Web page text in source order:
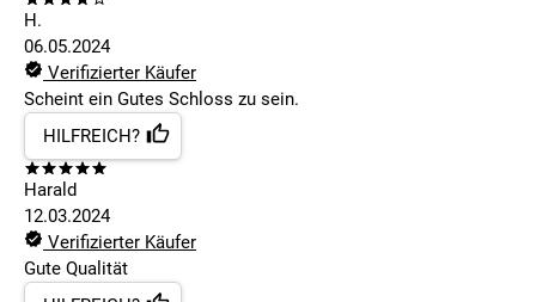
H.
06.05.2024
Verifizierter Käufer
Scheint ein Gutes Schloss zu sein.
HILFREICH?
Harald
12.03.2024
Verifizierter Käufer
Gute Qualität